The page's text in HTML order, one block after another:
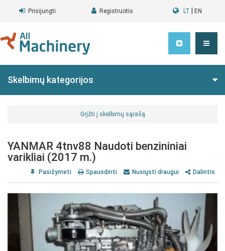
Prisijungti Registruotis LT EN
Skelbimų kategorijos
Grįžti į skelbimų sąrašą
YANMAR 4tnv88 Naudoti benzininiai
varikliai (2017 m.)
Pasižymėti Spausdinti Nusiųsti draugui Dalintis